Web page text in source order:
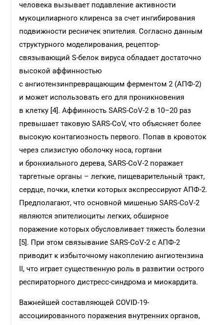
человека вызывает подавление активности
мукоцилиарного клиренса за счет ингибирования
подвижности ресничек эпителия. Согласно данным
структурного моделирования, рецептор-
связывающий S-белок вируса обладает достаточно
высокой аффинностью
с ангиотензинпревращающим ферментом 2 (АПФ-2)
и может использовать его для проникновения
в клетку [4]. Аффинность SARS-CoV-2 в 10–20 раз
превышает таковую SARS-CoV, что объясняет более
высокую контагиозность первого. Попав в кровоток
через слизистую оболочку носа, гортани
и бронхиального дерева, SARS-CoV-2 поражает
таргетные органы – легкие, пищеварительный тракт,
сердце, почки, клетки которых экспрессируют АПФ-2.
Предполагают, что основной мишенью SARS-CoV-2
являются эпителиоциты легких, обширное
поражение которых обусловливает тяжесть болезни
[5]. При этом связывание SARS-CoV-2 с АПФ-2
приводит к избыточному накоплению ангиотензина
II, что играет существенную роль в развитии острого
респираторного дистресс-синдрома и миокардита.
Важнейшей составляющей COVID-19-
ассоциированного поражения внутренних органов,